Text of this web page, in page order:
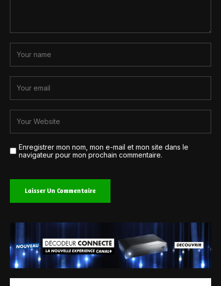
Enregistrer mon nom, mon e-mail et mon site dans le
navigateur pour mon prochain commentaire.